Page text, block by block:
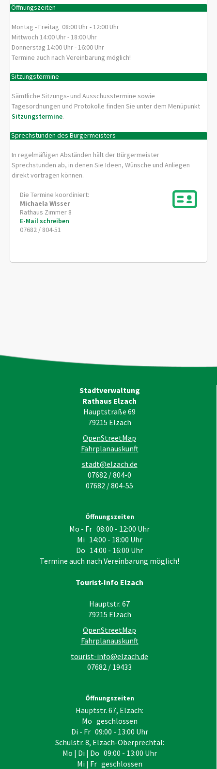
Öffnungszeiten
Montag - Freitag 08:00 Uhr - 12:00 Uhr
Mittwoch 14:00 Uhr - 18:00 Uhr
Donnerstag 14:00 Uhr - 16:00 Uhr
Termine auch nach Vereinbarung möglich!
Sitzungstermine
Sämtliche Sitzungs- und Ausschusstermine sowie
Tagesordnungen und Protokolle finden Sie unter dem Menüpunkt
Sitzungstermine.
Sprechstunden des Bürgermeisters
In regelmäßigen Abständen hält der Bürgermeister
Sprechstunden ab, in denen Sie Ideen, Wünsche und Anliegen
direkt vortragen können.
Die Termine koordiniert:
Michaela Wisser
Rathaus Zimmer 8
E-Mail schreiben
07682 / 804-51
Stadtverwaltung
Rathaus Elzach
Hauptstraße 69
79215 Elzach
OpenStreetMap
Fahrplanauskunft
stadt@elzach.de
07682 / 804-0
07682 / 804-55
Öffnungszeiten
Mo - Fr 08:00 - 12:00 Uhr
Mi 14:00 - 18:00 Uhr
Do 14:00 - 16:00 Uhr
Termine auch nach Vereinbarung möglich!
Tourist-Info Elzach
Hauptstr. 67
79215 Elzach
OpenStreetMap
Fahrplanauskunft
tourist-info@elzach.de
07682 / 19433
Öffnungszeiten
Hauptstr. 67, Elzach:
Mo geschlossen
Di - Fr 09:00 - 13:00 Uhr
Schulstr. 8, Elzach-Oberprechtal:
Mo | Di | Do 09:00 - 13:00 Uhr
Mi | Fr geschlossen